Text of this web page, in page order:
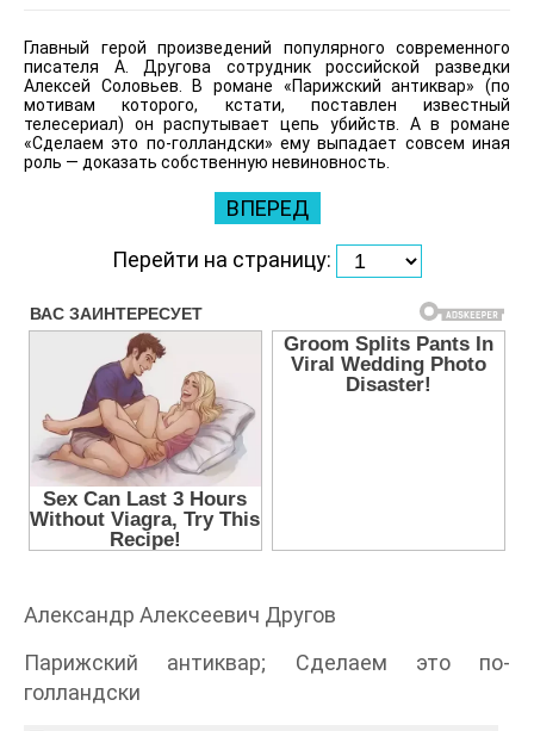
Главный герой произведений популярного современного
писателя А. Другова сотрудник российской разведки
Алексей Соловьев. В романе «Парижский антиквар» (по
мотивам которого, кстати, поставлен известный
телесериал) он распутывает цепь убийств. А в романе
«Сделаем это по-голландски» ему выпадает совсем иная
роль — доказать собственную невиновность.
ВПЕРЕД
Перейти на страницу:
Александр Алексеевич Другов
Парижский антиквар; Сделаем это по-
голландски